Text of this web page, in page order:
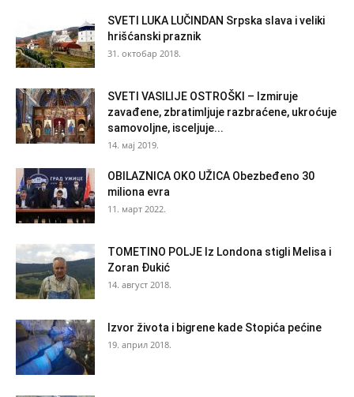
SVETI LUKA LUČINDAN Srpska slava i veliki
hrišćanski praznik
31. октобар 2018.
SVETI VASILIJE OSTROŠKI – Izmiruje
zavađene, zbratimljuje razbraćene, ukroćuje
samovoljne, isceljuje...
14. мај 2019.
OBILAZNICA OKO UŽICA Obezbeđeno 30
miliona evra
11. март 2022.
TOMETINO POLJE Iz Londona stigli Melisa i
Zoran Đukić
14. август 2018.
Izvor života i bigrene kade Stopića pećine
19. април 2018.